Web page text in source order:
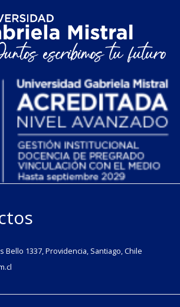
Bello 1337, Providencia, Santiago, Chile